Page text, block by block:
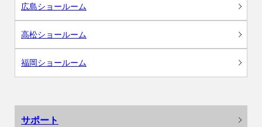
広島ショールーム
高松ショールーム
福岡ショールーム
サポート